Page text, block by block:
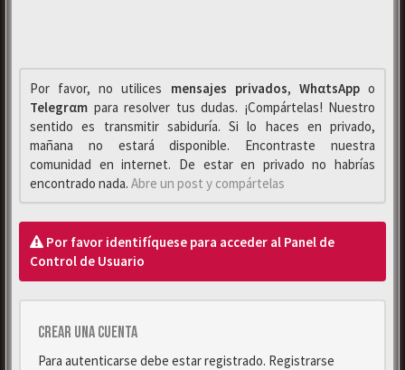
Por favor, no utilices mensajes privados, WhαtsAppo
Telegrαm para resolver tus dudas. ¡Compártelas! Nuestro
sentido es transmitir sabiduría. Si lo haces en privado,
mañana no estará disponible. Encontraste nuestra
comunidad en internet. De estar en privado no habrías
encontrado nada. Abre un post y compártelas
Por favor identifíquese para acceder al Panel de
Control de Usuario
Crear una cuenta
Para autenticarse debe estar registrado. Registrarse